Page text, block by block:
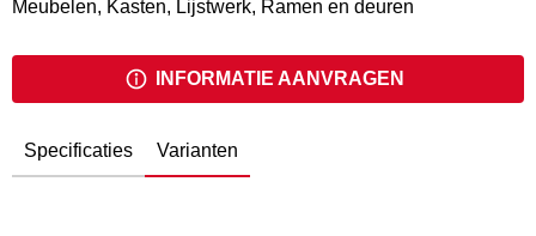
Meubelen, Kasten, Lijstwerk, Ramen en deuren
INFORMATIE AANVRAGEN
Specificaties Varianten